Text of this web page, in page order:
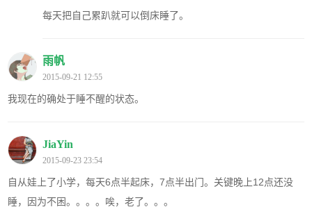
每天把自己累趴就可以倒床睡了。
雨帆
2015-09-21 12:55
我现在的确处于睡不醒的状态。
JiaYin
2015-09-23 23:54
自从娃上了小学，每天6点半起床，7点半出门。关键晚上12点还没
睡，因为不困。。。。唉，老了。。。